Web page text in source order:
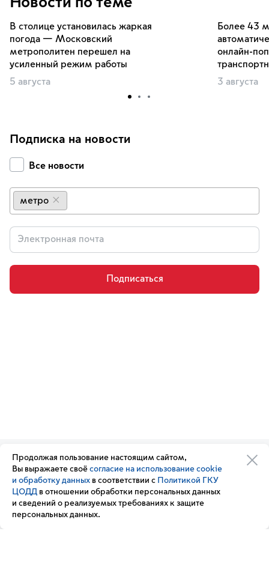
В столице установилась жаркая
погода — Московский
метрополитен перешел на
усиленный режим работы
5 августа
Более 43
онлайн-
3 августа
Подписка на новости
Все новости
метро
Подписаться
Организации транспортного
комплекса
Транспортный комплекс
России
Новости
Обратная связь
Подписка
на новости
Вакансии
Продолжая пользование настоящим сайтом,
Вы выражаете своё согласие на использование cookie
и обработку данных в соответствии с Политикой ГКУ
ЦОДД в отношении обработки персональных данных
и сведений о реализуемых требованиях к защите
персональных данных.